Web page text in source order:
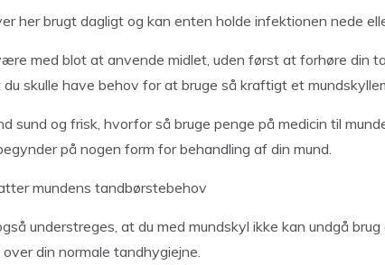
her brugt dagligt og kan enten holde infektionen nede
med blot at anvende midlet, uden først at forhøre din
skulle have behov for at bruge så kraftigt et
sund og frisk, hvorfor så bruge penge på medicin til
på nogen form for behandling af din mund.
mundens tandbørstebehov
understreges, at du med mundskyl ikke kan undgå
over din normale tandhygiejne.